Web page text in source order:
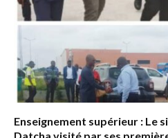
Enseignement supérieur : Le
Datcha visité par ses